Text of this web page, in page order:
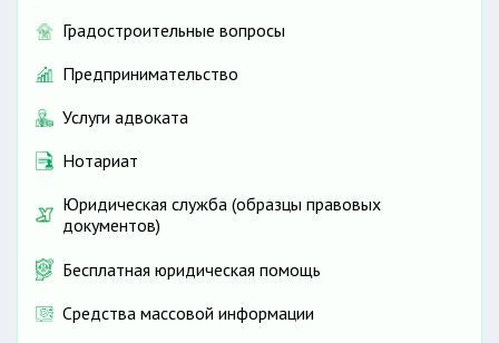
Градостроительные вопросы
Предпринимательство
Услуги адвоката
Нотариат
Юридическая служба (образцы правовых
документов)
Бесплатная юридическая помощь
Средства массовой информации